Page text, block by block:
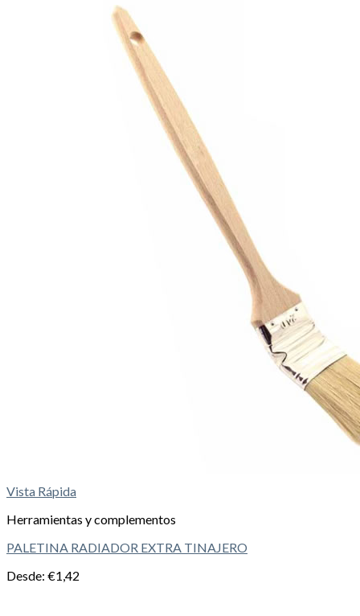
Vista Rápida
Herramientas y complementos
PALETINA RADIADOR EXTRA TINAJERO
Desde: €1,42